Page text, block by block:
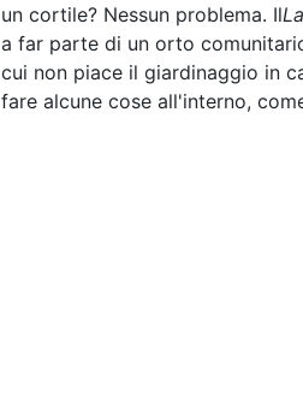
un cortile? Nessun problema. Il
a far parte di un orto
cui non piace il giardinaggio in
fare alcune cose all'interno,